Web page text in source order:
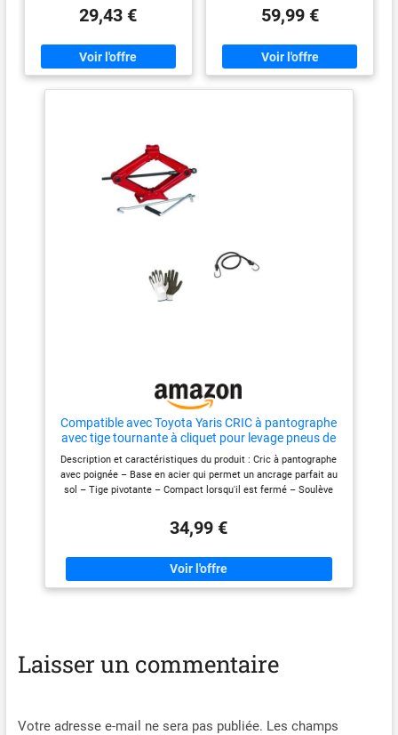
29,43 €
pneus
de voiture + cadeaux comme
sur la photo Inclus dans la
extensible télescopique (17
mm-19 mm), réglable pour
réduire de 90 % l'effort - Sac de
59,99 €
Compatible avec Toyota Yaris CRIC à pantographe
avec tige tournante à cliquet pour levage pneus de
voiture avec poignée et base en acier universel
jusqu'à 2 tonnes
Description et caractéristiques du produit : Cric à pantographe
avec poignée – Base en acier qui permet un ancrage parfait au
sol – Tige pivotante – Compact lorsqu'il est fermé – Soulève
105 mm – Hauteur maximale 380 mm – Facile à utiliser – Prêt
à l'emploi. Éviter !! !
34,99 €
Laisser un commentaire
Votre adresse e-mail ne sera pas publiée. Les champs